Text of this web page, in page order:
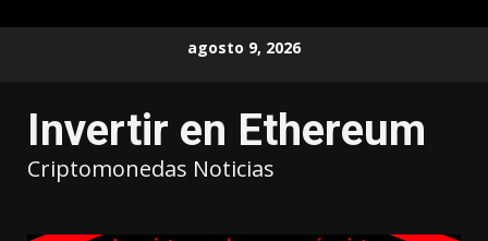
agosto 9, 2026
Invertir en Ethereum
Criptomonedas Noticias